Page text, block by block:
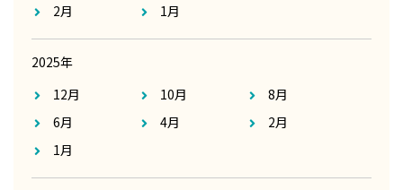
2月
1月
2025年
12月
10月
8月
6月
4月
2月
1月